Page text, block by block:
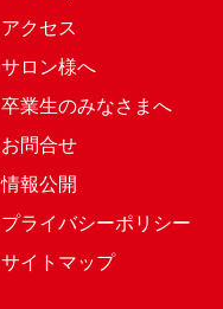
アクセス
サロン様へ
卒業生のみなさまへ
お問合せ
情報公開
プライバシーポリシー
サイトマップ